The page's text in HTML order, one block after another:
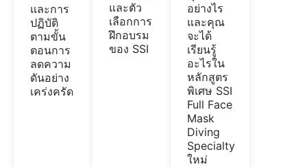
และการ
ปฏิบัติ
ตามขั้น
ตอนการ
ลดความ
ดันอย่าง
เคร่งครัด
และตัว
เลือกการ
ฝึกอบรม
ของ SSI
อย่างไร
และคุณ
จะได้
เรียนรู้
อะไรใน
หลักสูตร
พิเศษ SSI
Full Face
Mask
Diving
Specialty
ใหม่